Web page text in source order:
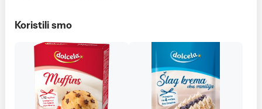
Koristili smo